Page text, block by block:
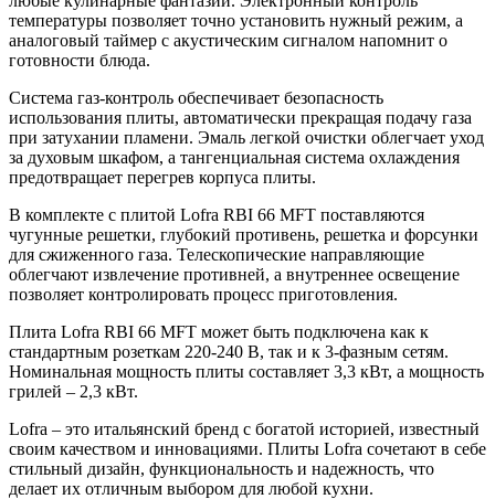
температуры позволяет точно установить нужный режим, а
аналоговый таймер с акустическим сигналом напомнит о
готовности блюда.
Система газ-контроль обеспечивает безопасность
использования плиты, автоматически прекращая подачу газа
при затухании пламени. Эмаль легкой очистки облегчает уход
за духовым шкафом, а тангенциальная система охлаждения
предотвращает перегрев корпуса плиты.
В комплекте с плитой Lofra RBI 66 MFT поставляются
чугунные решетки, глубокий противень, решетка и форсунки
для сжиженного газа. Телескопические направляющие
облегчают извлечение противней, а внутреннее освещение
позволяет контролировать процесс приготовления.
Плита Lofra RBI 66 MFT может быть подключена как к
стандартным розеткам 220-240 В, так и к 3-фазным сетям.
Номинальная мощность плиты составляет 3,3 кВт, а мощность
грилей – 2,3 кВт.
Lofra – это итальянский бренд с богатой историей, известный
своим качеством и инновациями. Плиты Lofra сочетают в себе
стильный дизайн, функциональность и надежность, что
делает их отличным выбором для любой кухни.